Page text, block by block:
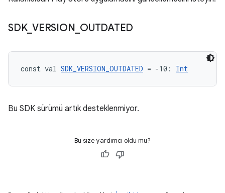
SDK_ VERSION OUTDATED
const val SDK_VERSION_OUTDATED = -10: Int
Bu SDK sürümü artık desteklenmiyor.
Bu size yardımcı oldu mu?